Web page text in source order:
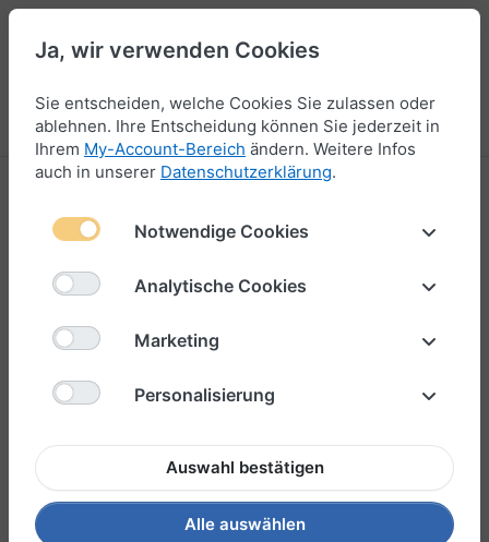
Menü Anmelden Vergleichen Wunschliste Warenkorb
Ja, wir verwenden Cookies
Sie entscheiden, welche Cookies Sie zulassen oder
ablehnen. Ihre Entscheidung können Sie jederzeit in
Ihrem My-Account-Bereich ändern. Weitere Infos
auch in unserer Datenschutzerklärung.
Notwendige Cookies
Analytische Cookies
Marketing
Personalisierung
Auswahl bestätigen
Alle auswählen